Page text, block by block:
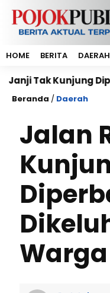
HOME BERITA DAERAH
Kunjung Dipenuhi,
Beranda / Daerah
Jalan